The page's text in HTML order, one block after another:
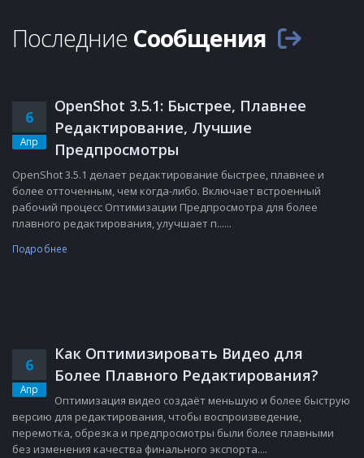
Последние Сообщения
6
Апр
OpenShot 3.5.1: Быстрее, Плавнее
Редактирование, Лучшие
Предпросмотры
OpenShot 3.5.1 делает редактирование быстрее, плавнее и
более отточенным, чем когда-либо. Включает встроенный
рабочий процесс Оптимизации Предпросмотра для более
плавного редактирования, улучшает п......
Подробнее
6
Апр
Как Оптимизировать Видео для
Более Плавного Редактирования?
Оптимизация видео создаёт меньшую и более быструю
версию для редактирования, чтобы воспроизведение,
перемотка, обрезка и предпросмотры были более плавными
без изменения качества финального экспорта....